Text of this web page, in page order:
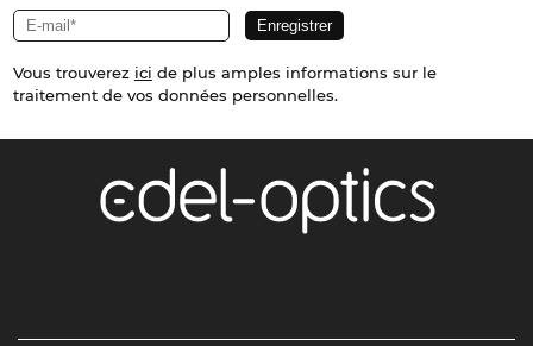
Vous trouverez ici de plus amples informations sur le
traitement de vos données personnelles.